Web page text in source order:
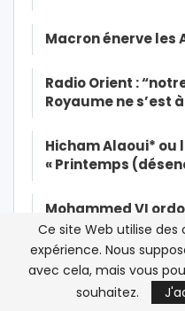
Macron énerve les
Radio Orient :
Royaume ne s’est
Hicham Alaoui* ou
« Printemps
Mohammed VI
massive de
Maati Monjib :
l’Homme «
Ce site Web utilise
expérience. Nous
avec cela, mais vous
souhaitez.